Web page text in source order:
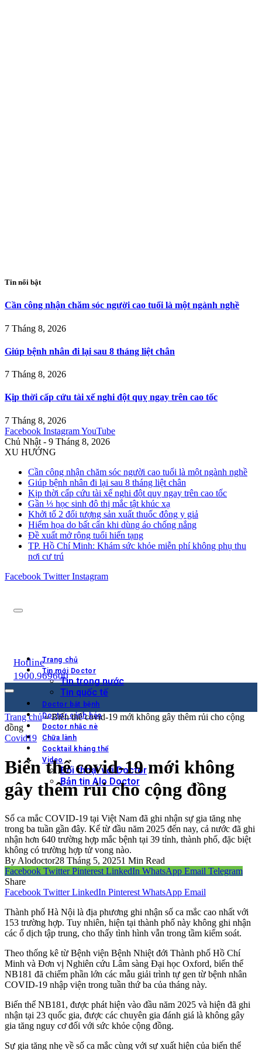
Tin nổi bật
Cần công nhận chăm sóc người cao tuổi là một ngành nghề
7 Tháng 8, 2026
Giúp bệnh nhân đi lại sau 8 tháng liệt chân
7 Tháng 8, 2026
Kịp thời cấp cứu tài xế nghi đột quỵ ngay trên cao tốc
7 Tháng 8, 2026
Facebook InstagramYouTube
Chủ Nhật - 9 Tháng 8, 2026
XU HƯỚNG
Cần công nhận chăm sóc người cao tuổi là một ngành nghề
Giúp bệnh nhân đi lại sau 8 tháng liệt chân
Kịp thời cấp cứu tài xế nghi đột quỵ ngay trên cao tốc
Gần ⅓ học sinh đô thị mắc tật khúc xạ
Khởi tố 2 đối tượng sản xuất thuốc đông y giả
Hiểm họa do bất cẩn khi dùng áo chống nắng
Đề xuất mở rộng tuổi hiến tạng
TP. Hồ Chí Minh: Khám sức khỏe miễn phí không phụ thu
nơi cư trú
Facebook Twitter Instagram
Trang chủ
Tin mới Doctor
Tin trong nước
Tin quốc tế
Doctor bắt bệnh
Doctor cảnh báo
Doctor nhắc nè
Chữa lành
Cocktail kháng thể
Video
Đối thoại với Doctor
Bản tin Alo Doctor
Hotline
1900.969600
Trang chủ»Biến thể covid-19 mới không gây thêm rủi cho cộng
đồng
Covid19
Biến thể covid-19 mới không
gây thêm rủi cho cộng đồng
Số ca mắc COVID-19 tại Việt Nam đã ghi nhận sự gia tăng nhẹ
trong ba tuần gần đây. Kể từ đầu năm 2025 đến nay, cả nước đã ghi
nhận hơn 640 trường hợp mắc bệnh tại 39 tỉnh, thành phố, đặc biệt
không có trường hợp tử vong nào.
By Alodoctor28 Tháng 5, 20251 Min Read
Facebook Twitter Pinterest LinkedIn WhatsApp Email Telegram
Share
Facebook Twitter LinkedIn Pinterest WhatsApp Email
Thành phố Hà Nội là địa phương ghi nhận số ca mắc cao nhất với
153 trường hợp. Tuy nhiên, hiện tại thành phố này không ghi nhận
các ổ dịch tập trung, cho thấy tình hình vẫn trong tầm kiểm soát.
Theo thống kê từ Bệnh viện Bệnh Nhiệt đới Thành phố Hồ Chí
Minh và Đơn vị Nghiên cứu Lâm sàng Đại học Oxford, biến thể
NB181 đã chiếm phần lớn các mẫu giải trình tự gen từ bệnh nhân
COVID-19 nhập viện trong tuần thứ ba của tháng này.
Biến thể NB181, được phát hiện vào đầu năm 2025 và hiện đã ghi
nhận tại 23 quốc gia, được các chuyên gia đánh giá là không gây
gia tăng nguy cơ đối với sức khỏe cộng đồng.
Sự gia tăng nhẹ về số ca mắc cùng với sự xuất hiện của biến thể